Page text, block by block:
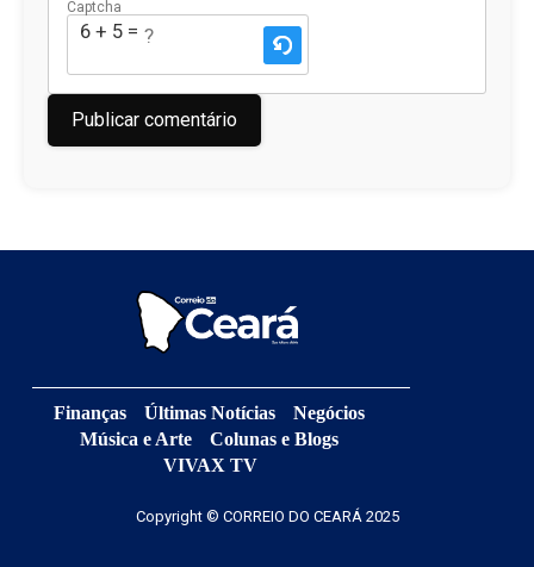
Captcha
6 + 5 = ?
Finanças Últimas Notícias
Negócios
Música e Arte
Colunas e Blogs
VIVAX TV
Copyright © CORREIO DO CEARÁ 2025